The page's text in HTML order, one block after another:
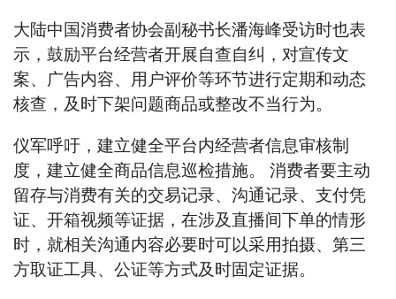
大陆中国消费者协会副秘书长潘海峰受访时也表
示，鼓励平台经营者开展自查自纠，对宣传文
案、广告内容、用户评价等环节进行定期和动态
核查，及时下架问题商品或整改不当行为。
仪军呼吁，建立健全平台内经营者信息审核制
度，建立健全商品信息巡检措施。 消费者要主动
留存与消费有关的交易记录、沟通记录、支付凭
证、开箱视频等证据，在涉及直播间下单的情形
时，就相关沟通内容必要时可以采用拍摄、第三
方取证工具、公证等方式及时固定证据。